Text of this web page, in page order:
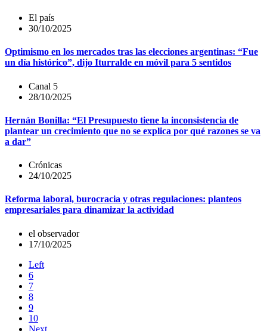
El país
30/10/2025
Optimismo en los mercados tras las elecciones argentinas: “Fue
un día histórico”, dijo Iturralde en móvil para 5 sentidos
Canal 5
28/10/2025
Hernán Bonilla: “El Presupuesto tiene la inconsistencia de
plantear un crecimiento que no se explica por qué razones se va
a dar”
Crónicas
24/10/2025
Reforma laboral, burocracia y otras regulaciones: planteos
empresariales para dinamizar la actividad
el observador
17/10/2025
Left
6
7
8
9
10
Next